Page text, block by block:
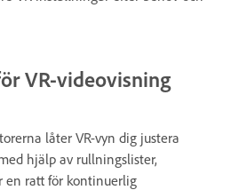
VR-videovisning
låter VR-vyn dig justera
hjälp av rullningslister,
en ratt för kontinuerlig